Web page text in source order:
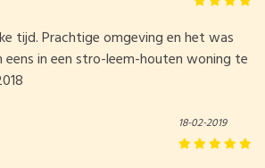
tijd. Prachtige omgeving en het was
eens in een stro-leem-houten woning te
18-02-2019